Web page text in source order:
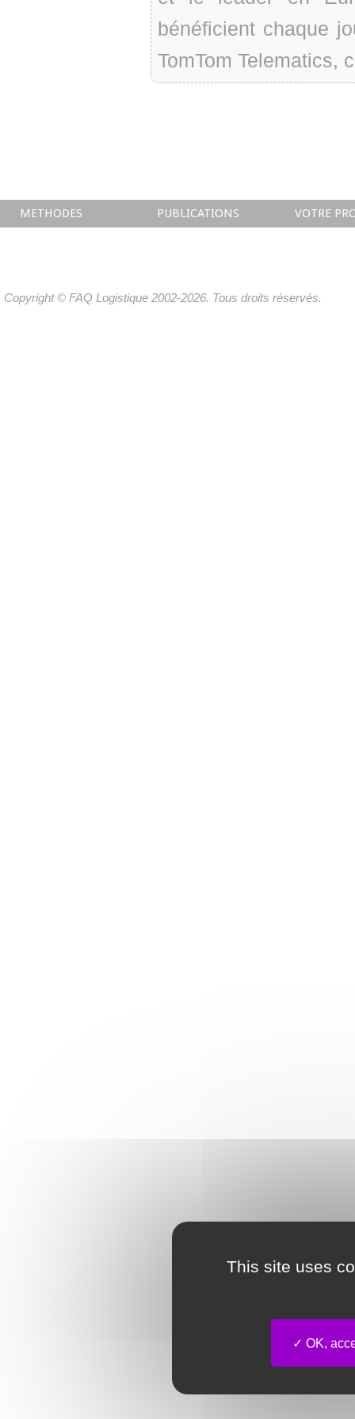
bénéficient chaque
TomTom Telematics,
METHODES PUBLICATIONS VOTRE
Copyright © FAQ Logistique 2002-2026. Tous droits réservés.
This site uses
OK,